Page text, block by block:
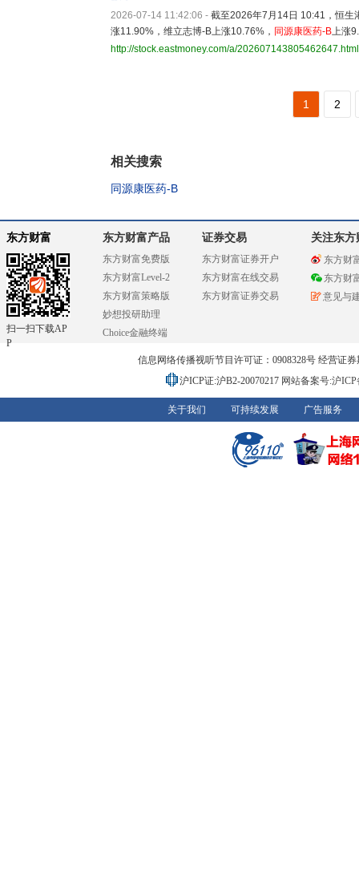
2026-07-14 11:42:06 - 截至2026年7月14日 10:41，恒生
涨11.90%，维立志博-B上涨10.76%， 同源康医药-B上涨
http://stock.eastmoney.com/a/202607143805462647.html
1 2
相关搜索
同源康医药-B
东方财富
扫一扫下载AP
P
东方财富产品
东方财富免费版
东方财富Level-2
东方财富策略版
妙想投研助理
Choice金融终端
证券交易
东方财富证券开户
东方财富在线交易
东方财富证券交易
关注东方
东方财
东方财
意见与
信息网络传播视听节目许可证：0908328号 经营证
沪ICP证:沪B2-20070217 网站备案号:沪
关于我们 可持续发展 广告服务